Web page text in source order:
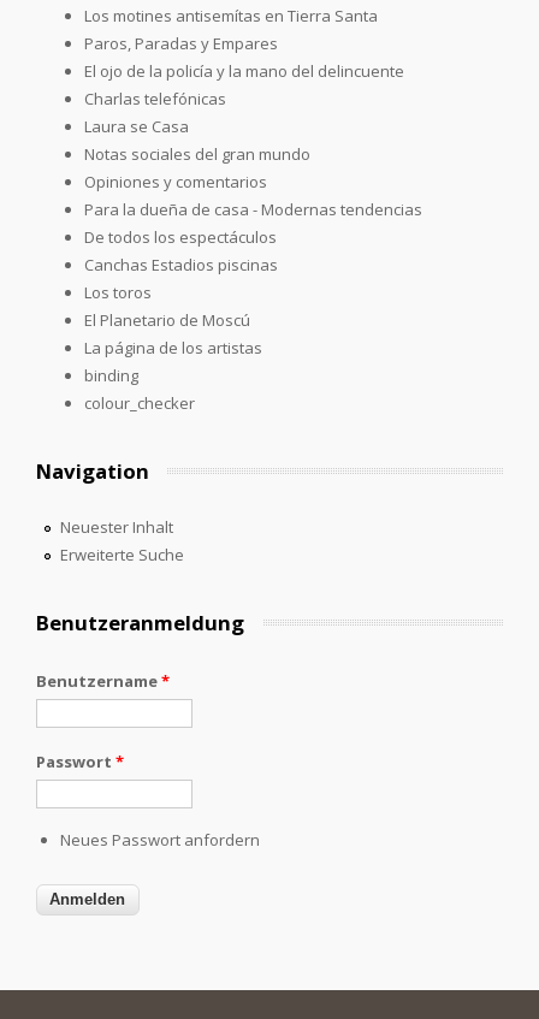
Los motines antisemítas en Tierra Santa
Paros, Paradas y Empares
El ojo de la policía y la mano del delincuente
Charlas telefónicas
Laura se Casa
Notas sociales del gran mundo
Opiniones y comentarios
Para la dueña de casa - Modernas tendencias
De todos los espectáculos
Canchas Estadios piscinas
Los toros
El Planetario de Moscú
La página de los artistas
binding
colour_checker
Navigation
Neuester Inhalt
Erweiterte Suche
Benutzeranmeldung
Benutzername*
Passwort *
Neues Passwort anfordern